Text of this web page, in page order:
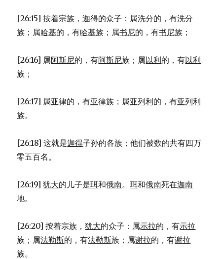
[26:15] 按着宗族，迦得的众子：属洗分的，有洗分
族；属哈基的，有哈基族；属书尼的，有书尼族；
[26:16] 属阿斯尼的，有阿斯尼族；属以利的，有以利
族；
[26:17] 属亚律的，有亚律族；属亚列利的，有亚列利
族。
[26:18] 这就是迦得子孙的各族；他们被数的共有四万
零五百名。
[26:19]犹大的儿子是珥和俄南。珥和俄南死在迦南
地。
[26:20] 按着宗族，犹大的众子：属示拉的，有示拉
族；属法勒斯的，有法勒斯族；属谢拉的，有谢拉
族。